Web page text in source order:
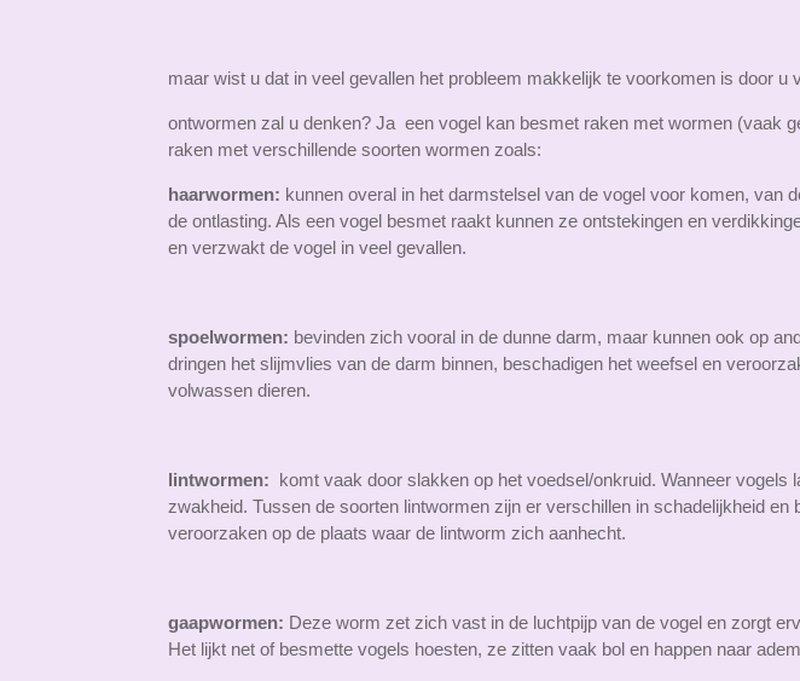
maar wist u dat in veel gevallen het probleem makkelijk te voorkomen is door u
ontwormen zal u denken? Ja een vogel kan besmet raken met wormen (vaak
raken met verschillende soorten wormen zoals:
haarwormen: kunnen overal in het darmstelsel van de vogel voor komen, van
de ontlasting. Als een vogel besmet raakt kunnen ze ontstekingen en
en verzwakt de vogel in veel gevallen.
spoelwormen: bevinden zich vooral in de dunne darm, maar kunnen ook op
dringen het slijmvlies van de darm binnen, beschadigen het weefsel en
volwassen dieren.
lintwormen: komt vaak door slakken op het voedsel/onkruid. Wanneer
zwakheid. Tussen de soorten lintwormen zijn er verschillen in schadelijkheid
veroorzaken op de plaats waar de lintworm zich aanhecht.
gaapwormen: Deze worm zet zich vast in de luchtpijp van de vogel en zorgt
Het lijkt net of besmette vogels hoesten, ze zitten vaak bol en happen naar